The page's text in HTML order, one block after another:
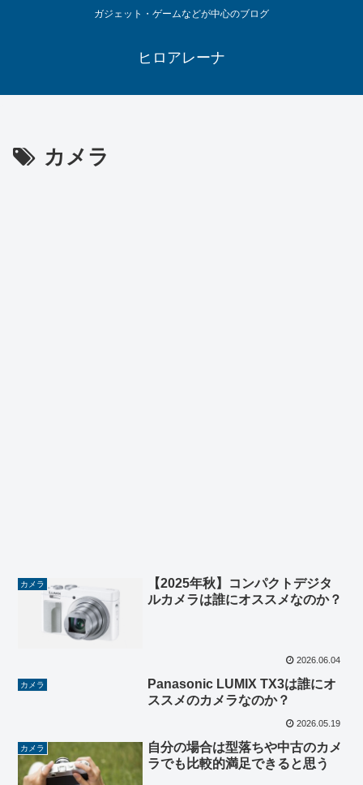
ガジェット・ゲームなどが中心のブログ
ヒロアレーナ
カメラ
カメラ
【2025年秋】コンパクトデジタ
ルカメラは誰にオススメなのか？
2026.06.04
カメラ
Panasonic LUMIX TX3は誰にオ
ススメのカメラなのか？
2026.05.19
カメラ
自分の場合は型落ちや中古のカメ
ラでも比較的満足できると思う